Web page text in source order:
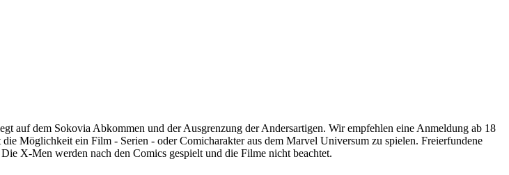
auf dem Sokovia Abkommen und der Ausgrenzung der Andersartigen. Wir empfehlen eine Anmeldung ab 18
Möglichkeit ein Film - Serien - oder Comicharakter aus dem Marvel Universum zu spielen. Freierfundene
X-Men werden nach den Comics gespielt und die Filme nicht beachtet.